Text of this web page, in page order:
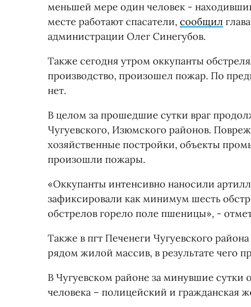
меньшей мере один человек -
месте работают спасатели, сообщил
администрации Олег Синегубов.
Также сегодня утром оккупанты
производство, произошел пожар. По
нет.
В целом за прошедшие сутки враг
Чугуевского, Изюмского районов.
хозяйственные постройки, объекты
произошли пожары.
«Оккупанты интенсивно наносили
зафиксировали как минимум шесть
обстрелов горело поле пшеницы», -
Также в пгт Печенеги Чугуевского
рядом жилой массив, в результате чего
В Чугуевском районе за минувшие сутки
человека – полицейский и гражданская